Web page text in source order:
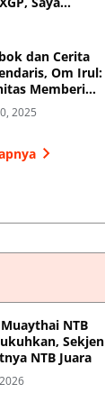
Saksi
dan Cerita
Om Irul:
Memberi
Membangun
2025
NTB
Sekjen
NTB Juara